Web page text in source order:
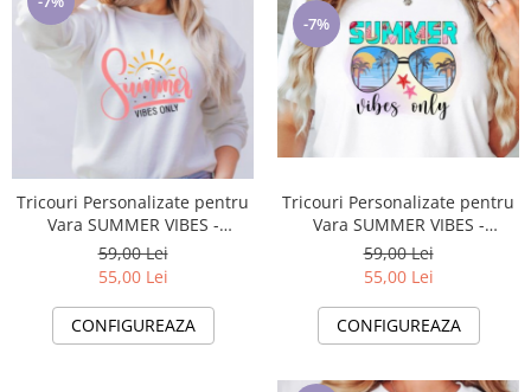
Tricouri Personalizate pentru
Vara SUMMER VIBES -
Esentiale in Bagajul Tau de
Vacanta ❤️ E-Cadou.com
59,00 Lei
55,00 Lei
CONFIGUREAZA
-7%
Tricouri Personalizate pentru
Vara SUMMER VIBES -
Esentiale in Bagajul Tau de
Vacanta ❤️ E-Cadou.com
59,00 Lei
55,00 Lei
CONFIGUREAZA